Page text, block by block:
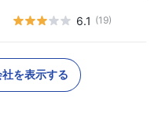
6.1 (19)
を表示する